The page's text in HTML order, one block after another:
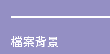
檔案背景